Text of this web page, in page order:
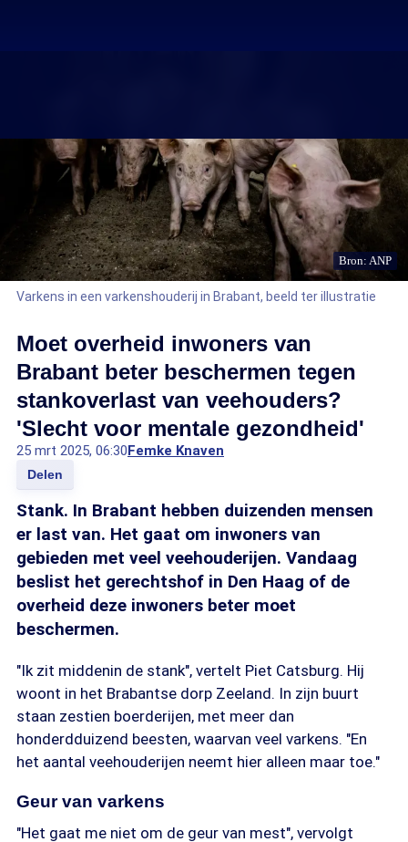
Bron: ANP
Varkens in een varkenshouderij in Brabant, beeld ter illustratie
Moet overheid inwoners van
Brabant beter beschermen tegen
stankoverlast van veehouders?
'Slecht voor mentale gezondheid'
25 mrt 2025, 06:30Femke Knaven
Delen
Stank. In Brabant hebben duizenden mensen
er last van. Het gaat om inwoners van
gebieden met veel veehouderijen. Vandaag
beslist het gerechtshof in Den Haag of de
overheid deze inwoners beter moet
beschermen.
"Ik zit middenin de stank", vertelt Piet Catsburg. Hij
woont in het Brabantse dorp Zeeland. In zijn buurt
staan zestien boerderijen, met meer dan
honderdduizend beesten, waarvan veel varkens. "En
het aantal veehouderijen neemt hier alleen maar toe."
Geur van varkens
"Het gaat me niet om de geur van mest", vervolgt